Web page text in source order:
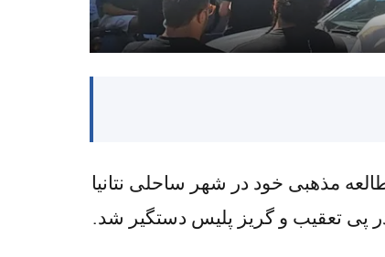
مذهبی خود در شهر ساحلی نتانیا
پی تعقیب و گریز پلیس دستگیر شد.